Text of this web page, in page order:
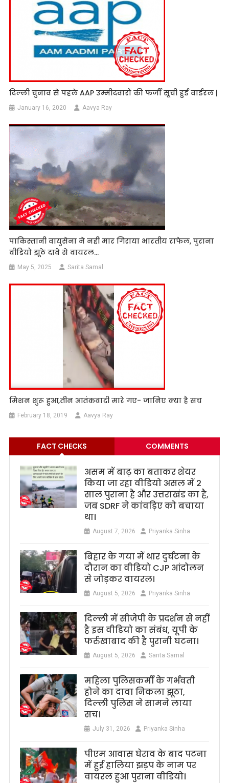
दिल्ली चुनाव से पहले AAP उम्मीदवारों की फर्जी सूची हुई वाईरल |
January 16, 2020 Aavya Ray
पाकिस्तानी वायुसेना ने नहीं मार गिराया भारतीय राफेल, पुराना
वीडियो झूठे दावे से वायरल…
May 5, 2025 Sarita Samal
मिशन शुरू हुआ,तीन आतंकवादी मारे गए- जानिए क्या है सच
February 18, 2019 Aavya Ray
FACT CHECKS COMMENTS
असम में बाढ़ का बताकर शेयर
किया जा रहा वीडियो असल में 2
साल पुराना है और उत्तराखंड का है,
जब SDRF ने कांवड़िए को बचाया
था।
August 7, 2026 Priyanka Sinha
बिहार के गया में थार दुर्घटना के
दौरान का वीडियो CJP आंदोलन
से जोड़कर वायरल।
August 5, 2026 Priyanka Sinha
दिल्ली में सीजेपी के प्रदर्शन से नहीं
है इस वीडियो का संबंध, यूपी के
फर्रुखाबाद की है पुरानी घटना।
August 5, 2026 Sarita Samal
महिला पुलिसकर्मी के गर्भवती
होने का दावा निकला झूठा,
दिल्ली पुलिस ने सामने लाया
सच।
July 31, 2026 Priyanka Sinha
पीएम आवास घेराव के बाद पटना
में हुई हालिया झड़प के नाम पर
वायरल हुआ पुराना वीडियो।